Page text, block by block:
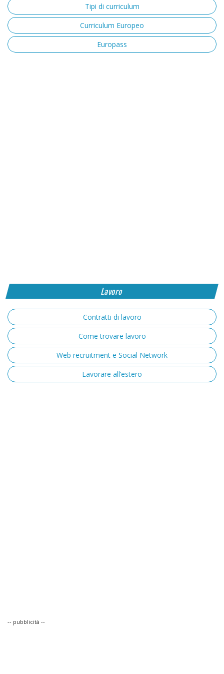
Tipi di curriculum
Curriculum Europeo
Europass
Lavoro
Contratti di lavoro
Come trovare lavoro
Web recruitment e Social Network
Lavorare all’estero
-- pubblicità --